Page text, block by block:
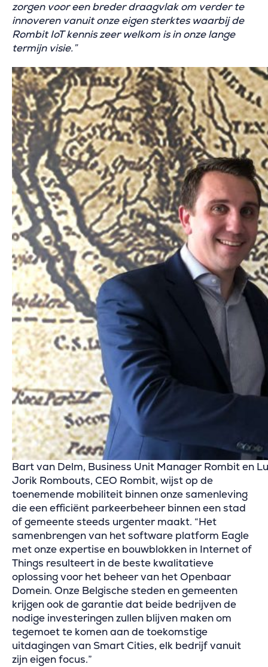
zorgen voor een breder draagvlak om verder te
innoveren vanuit onze eigen sterktes waarbij de
Rombit IoT kennis zeer welkom is in onze lange
termijn visie.”
Bart van Delm, Business Unit Manager Rombit en
Jorik Rombouts, CEO Rombit, wijst op de
toenemende mobiliteit binnen onze samenleving
die een efficiënt parkeerbeheer binnen een stad
of gemeente steeds urgenter maakt. “Het
samenbrengen van het software platform Eagle
met onze expertise en bouwblokken in Internet of
Things resulteert in de beste kwalitatieve
oplossing voor het beheer van het Openbaar
Domein. Onze Belgische steden en gemeenten
krijgen ook de garantie dat beide bedrijven de
nodige investeringen zullen blijven maken om
tegemoet te komen aan de toekomstige
uitdagingen van Smart Cities, elk bedrijf vanuit
zijn eigen focus.”